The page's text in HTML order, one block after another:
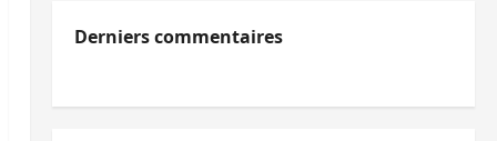
Derniers commentaires